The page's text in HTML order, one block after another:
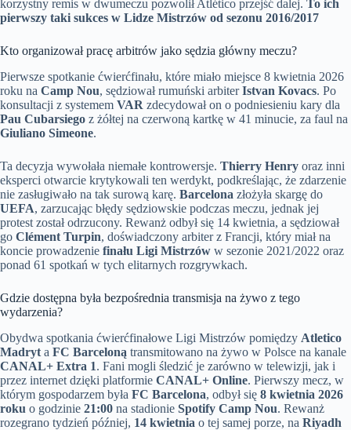
korzystny remis w dwumeczu pozwolił Atlético przejść dalej. To ich
pierwszy taki sukces w Lidze Mistrzów od sezonu 2016/2017
Kto organizował pracę arbitrów jako sędzia główny meczu?
Pierwsze spotkanie ćwierćfinału, które miało miejsce 8 kwietnia 2026
roku na Camp Nou, sędziował rumuński arbiterIstvan Kovacs. Po
konsultacji z systemem VAR zdecydował on o podniesieniu kary dla
Pau Cubarsiego z żółtej na czerwoną kartkę w 41 minucie, za faul na
Giuliano Simeone.
Ta decyzja wywołała niemałe kontrowersje. Thierry Henry oraz inni
eksperci otwarcie krytykowali ten werdykt, podkreślając, że zdarzenie
nie zasługiwało na tak surową karę. Barcelona złożyła skargę do
UEFA, zarzucając błędy sędziowskie podczas meczu, jednak jej
protest został odrzucony. Rewanż odbył się 14 kwietnia, a sędziował
go Clément Turpin, doświadczony arbiter z Francji, który miał na
koncie prowadzenie finału Ligi Mistrzów w sezonie 2021/2022 oraz
ponad 61 spotkań w tych elitarnych rozgrywkach.
Gdzie dostępna była bezpośrednia transmisja na żywo z tego
wydarzenia?
Obydwa spotkania ćwierćfinałowe Ligi Mistrzów pomiędzy Atletico
Madryt a FC Barceloną transmitowano na żywo w Polsce na kanale
CANAL+ Extra 1. Fani mogli śledzić je zarówno w telewizji, jak i
przez internet dzięki platformie CANAL+ Online. Pierwszy mecz, w
którym gospodarzem była FC Barcelona, odbył się 8 kwietnia 2026
roku o godzinie 21:00 na stadionie Spotify Camp Nou. Rewanż
rozegrano tydzień później, 14 kwietnia o tej samej porze, na Riyadh